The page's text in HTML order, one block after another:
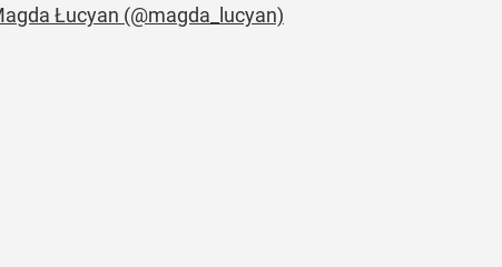
Łucyan (@magda_lucyan)